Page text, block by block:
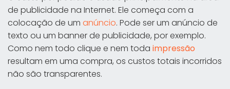
de publicidade na Internet. Ele começa com a
colocação de um anúncio. Pode ser um anúncio de
texto ou um banner de publicidade, por exemplo.
Como nem todo clique e nem toda impressão
resultam em uma compra, os custos totais incorridos
não são transparentes.